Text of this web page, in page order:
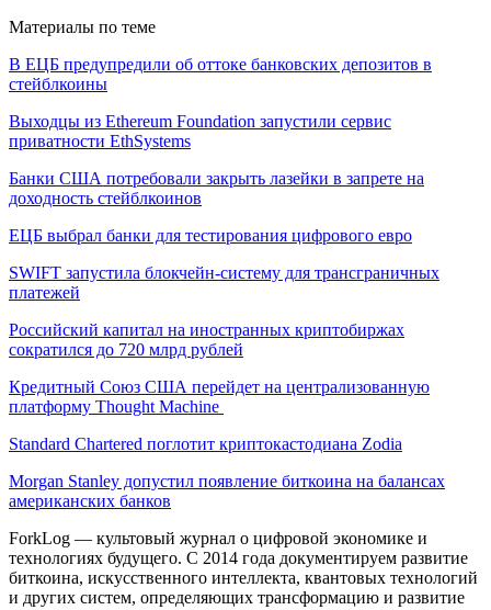
Материалы по теме
В ЕЦБ предупредили об оттоке банковских депозитов в
стейблкоины
Выходцы из Ethereum Foundation запустили сервис
приватности EthSystems
Банки США потребовали закрыть лазейки в запрете на
доходность стейблкоинов
ЕЦБ выбрал банки для тестирования цифрового евро
SWIFT запустила блокчейн-систему для трансграничных
платежей
Российский капитал на иностранных криптобиржах
сократился до 720 млрд рублей
Кредитный Союз США перейдет на централизованную
платформу Thought Machine
Standard Chartered поглотит криптокастодиана Zodia
Morgan Stanley допустил появление биткоина на балансах
американских банков
ForkLog — культовый журнал о цифровой экономике и
технологиях будущего. С 2014 года документируем развитие
биткоина, искусственного интеллекта, квантовых технологий
и других систем, определяющих трансформацию и развитие